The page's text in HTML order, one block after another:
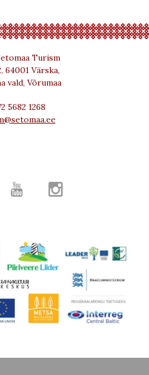
Turism
64001 Värska,
vald, Võrumaa
5682 1268
 